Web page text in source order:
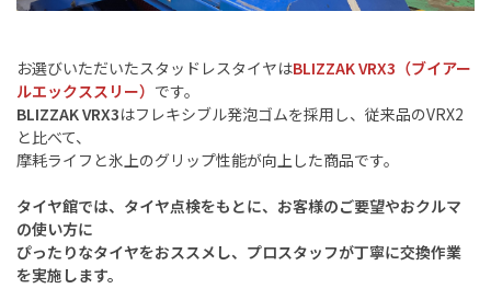
お選びいただいたスタッドレスタイヤはBLIZZAK VRX3（ブイアー
ルエックススリー） です。
BLIZZAKVRX3はフレキシブル発泡ゴムを採用し、従来品のVRX2
と比べて、
摩耗ライフと氷上のグリップ性能が向上した商品です。
タイヤ館では、タイヤ点検をもとに、 お客様のご要望やおクルマ
の使い方に
ぴったりなタイヤをおススメし、 プロスタッフが丁寧に交換作業
を実施します。